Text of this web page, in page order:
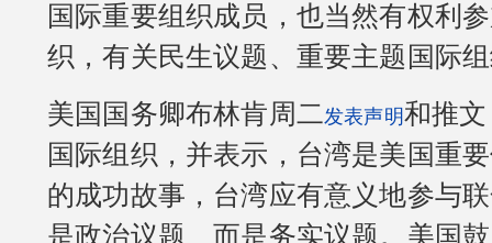
国际重要组织成员，也当然有权利
织，有关民生议题、重要主题国际
美国国务卿布林肯周二发表声明和推
国际组织，并表示，台湾是美国重
的成功故事，台湾应有意义地参与
是政治议题、而是务实议题。美国